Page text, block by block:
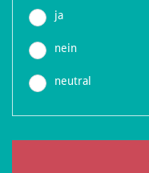
ja
nein
neutral